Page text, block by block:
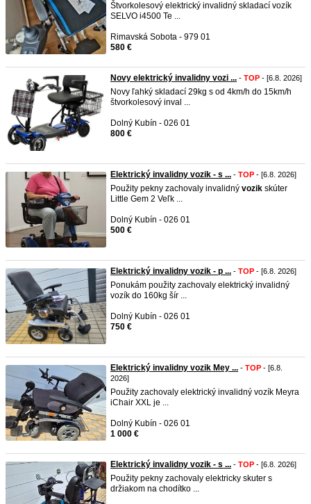
Štvorkolesový elektrický invalidný skladací vozík
SELVO i4500 Te ...
Rimavská Sobota - 979 01
580 €
Novy elektrický invalidny vozi ... - TOP - [6.8. 2026]
Novy ľahký skladací 29kg s od 4km/h do 15km/h
štvorkolesový inval ...
Dolný Kubín - 026 01
800 €
Elektrický invalidny vozik - s ... - TOP - [6.8. 2026]
Použity pekny zachovaly invalidný vozik skúter
Little Gem 2 Veľk ...
Dolný Kubín - 026 01
500 €
Elektrický invalidny vozik - p ... - TOP - [6.8. 2026]
Ponukám použity zachovaly elektrický invalidný
vozík do 160kg šír ...
Dolný Kubín - 026 01
750 €
Elektrický invalidny vozik Mey ... - TOP - [6.8.
2026]
Použity zachovaly elektrický invalidný vozík Meyra
iChair XXL je ...
Dolný Kubín - 026 01
1 000 €
Elektrický invalidny vozik - s ... - TOP - [6.8. 2026]
Použity pekny zachovaly elektricky skuter s
držiakom na chodítko ...